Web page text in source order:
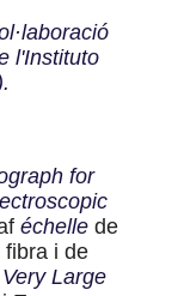
l'Instituto
for
échelle de
fibra i de
Very Large